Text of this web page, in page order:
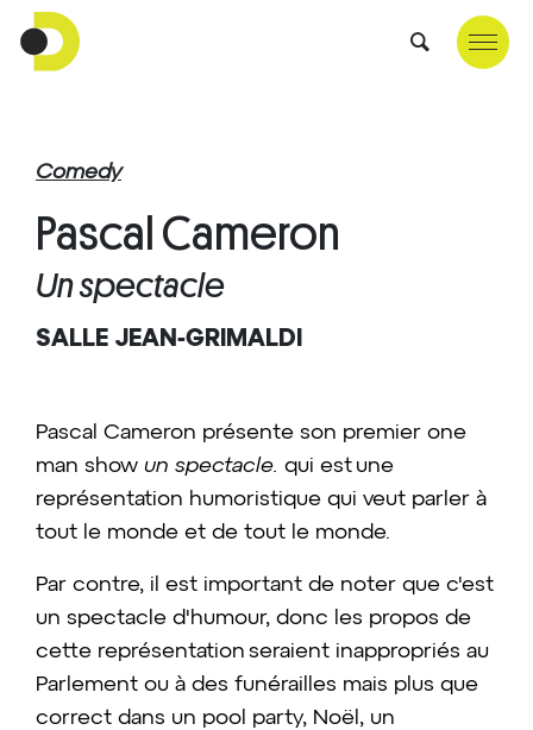
Pascal Cameron
Un spectacle
Comedy
SALLE JEAN-GRIMALDI
Pascal Cameron présente son premier one
man show un spectacle. qui est une
représentation humoristique qui veut parler à
tout le monde et de tout le monde.
Par contre, il est important de noter que c'est
un spectacle d'humour, donc les propos de
cette représentation seraient inappropriés au
Parlement ou à des funérailles mais plus que
correct dans un pool party, Noël, un